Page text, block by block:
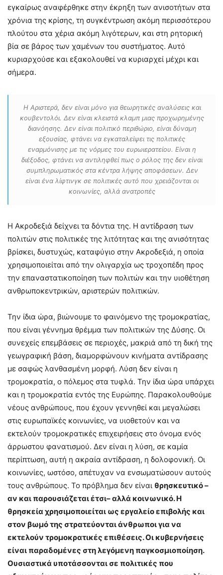
εγκαίρως αναφέρθηκε στην έκρηξη των ανισοτήτων στα
χρόνια της κρίσης, τη συγκέντρωση ακόμη περισσότερου
πλούτου στα χέρια ακόμη λιγότερων, και στη ρητορική
βία σε βάρος των χαμένων του συστήματος. Αυτό
κυριαρχούσε και εξακολουθεί να κυριαρχεί μέχρι και
σήμερα.
Η Αριστερά, δεν είναι μόνο για θεωρητικές αναλύσεις και
κουβεντολόι. Δεν είναι κλειστά κλαμπ μιας προχωρημένης
διανόησης. Δεν είναι πολιτικό περιθώριο, είναι δύναμη
εξουσίας, φτάνει να εγκαταλείψει τις πολιτικές
εναρμόνισης με τις νόρμες του ευρωιερατείου. Είναι η
διέξοδος, φτάνει να αντιληφθεί πως ο ρόλος της δεν είναι
συμπληρωματικός στα κέντρα λήψης αποφάσεων. Δεν
είναι ένα λίφτινγκ σε πολιτικές αυτό που χρειάζονται οι
κοινωνίες, αλλά ανατροπές
H Ακροδεξιά δείχνει τα δόντια της. Η αντίδραση των
πολιτών στις πολιτικές της λιτότητας και της ανισότητας
βρίσκει, δυστυχώς, καταφύγιο στην Ακροδεξιά, η οποία
χρησιμοποιείται από την ολιγαρχία ως τροχοπέδη προς
την επαναστατικοποίηση των πολιτών και την υιοθέτηση
ανθρωποκεντρικών, αριστερών πολιτικών.
Την ίδια ώρα, βιώνουμε το φαινόμενο της τρομοκρατίας,
που είναι γέννημα θρέμμα των πολιτικών της Δύσης. Οι
συνεχείς επεμβάσεις σε περιοχές, μακριά από τη δική της
γεωγραφική βάση, διαμορφώνουν κινήματα αντίδρασης
με σαφώς λανθασμένη μορφή. Λύση δεν είναι η
τρομοκρατία, ο πόλεμος στα τυφλά. Την ίδια ώρα υπάρχει
και η τρομοκρατία εντός της Ευρώπης. Παρακολουθούμε
νέους ανθρώπους, που έχουν γεννηθεί και μεγαλώσει
στις ευρωπαϊκές κοινωνίες, να υιοθετούν και να
εκτελούν τρομοκρατικές επιχειρήσεις στο όνομα ενός
άρρωστου φανατισμού. Δεν είναι η λύση, σε καμία
περίπτωση, αυτή η ακραία αντίδραση, η δολοφονική. Οι
κοινωνίες, ωστόσο, απέτυχαν να ενσωματώσουν αυτούς
τους ανθρώπους. Το πρόβλημα δεν είναι θρησκευτικό –
αν και παρουσιάζεται έτσι– αλλά κοινωνικό. Η
θρησκεία χρησιμοποιείται ως εργαλείο επιβολής και
στον βωμό της στρατεύονται άνθρωποι για να
εκτελούν τρομοκρατικές επιθέσεις. Οι κυβερνήσεις
είναι παραδομένες στη λεγόμενη παγκοσμιοποίηση.
Ουσιαστικά υποτάσσονται σε πολιτικές που